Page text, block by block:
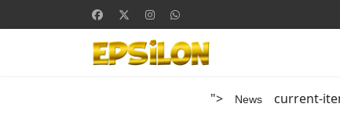
"> News current-